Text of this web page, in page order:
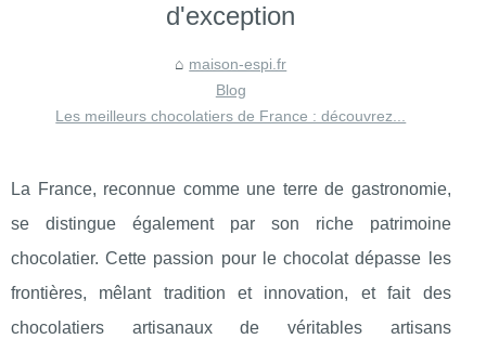
d'exception
maison-espi.fr
Blog
Les meilleurs chocolatiers de France : découvrez...
La France, reconnue comme une terre de gastronomie,
se distingue également par son riche patrimoine
chocolatier. Cette passion pour le chocolat dépasse les
frontières, mêlant tradition et innovation, et fait des
chocolatiers artisanaux de véritables artisans